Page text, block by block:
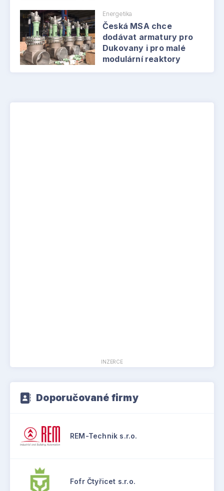
Energetika
Česká MSA chce
dodávat armatury pro
Dukovany i pro malé
modulární reaktory
INZERCE
Doporučované firmy
REM-Technik s.r.o.
Fofr Čtyřicet s.r.o.